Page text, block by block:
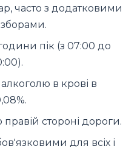
часто з додатковими
пік (з 07:00 до
в крові в
стороні дороги.
для всіх і